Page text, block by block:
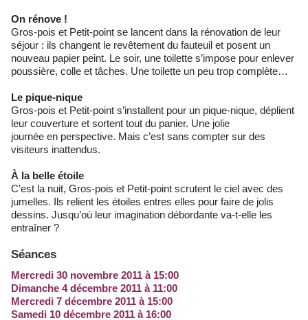
On rénove !
Gros-pois et Petit-point se lancent dans la rénovation de leur
séjour : ils changent le revêtement du fauteuil et posent un
nouveau papier peint. Le soir, une toilette s’impose pour enlever
poussière, colle et tâches. Une toilette un peu trop complète…
Le pique-nique
Gros-pois et Petit-point s’installent pour un pique-nique, déplient
leur couverture et sortent tout du panier. Une jolie
journée en perspective. Mais c’est sans compter sur des
visiteurs inattendus.
À la belle étoile
C’est la nuit, Gros-pois et Petit-point scrutent le ciel avec des
jumelles. Ils relient les étoiles entres elles pour faire de jolis
dessins. Jusqu’où leur imagination débordante va-t-elle les
entraîner ?
Séances
Mercredi 30 novembre 2011 à 15:00
Dimanche 4 décembre 2011 à 11:00
Mercredi 7 décembre 2011 à 15:00
Samedi 10 décembre 2011 à 16:00